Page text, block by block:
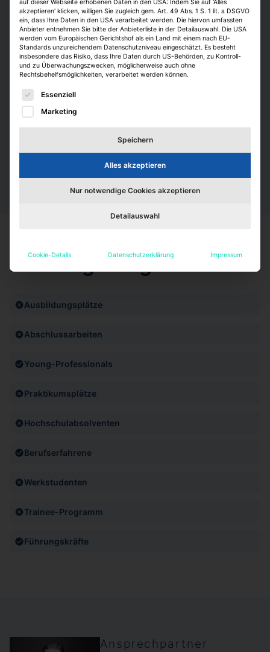
technisch.
Was wir bieten
Auf der Kundenseite bieten wir ein dichtes Netzwerk
an Professionals sowie moderne
Recruitingmaßnahmen wie u.a. Jobvideos, unseren
digitalen Kandidatenpoolund eine HR Inhouse
Einstiegsmöglichkeiten
Ausbildungsplätze
Abschlussarbeiten
Young-Professionals
Praktikumsplätze
Hochschulabsolventen
Berufserfahrene
Werkstudenten
Trainee-Programm
Führungskräfte
Ansprechpartner
auf dieser Webseite erhobenen Daten in den USA: Indem Sie auf 'Alles
akzeptieren' klicken, willigen Sie zugleich gem. Art. 49 Abs. 1 S. 1 lit. a DSGVO
ein, dass Ihre Daten in den USA verarbeitet werden. Die hiervon umfassten
Anbieter entnehmen Sie bitte der Anbieterliste in der Detailauswahl. Die USA
werden vom Europäischen Gerichtshof als ein Land mit einem nach EU-
Standards unzureichendem Datenschutzniveau eingeschätzt. Es besteht
insbesondere das Risiko, dass Ihre Daten durch US-Behörden, zu Kontroll-
und zu Überwachungszwecken, möglicherweise auch ohne
Rechtsbehelfsmöglichkeiten, verarbeitet werden können.
Es folgt eine Liste der Service-Gruppen, für die eine
Essenziell
Marketing
Speichern
Alles akzeptieren
Nur notwendige Cookies akzeptieren
Detailauswahl
Cookie-Details Datenschutzerklärung Impressum